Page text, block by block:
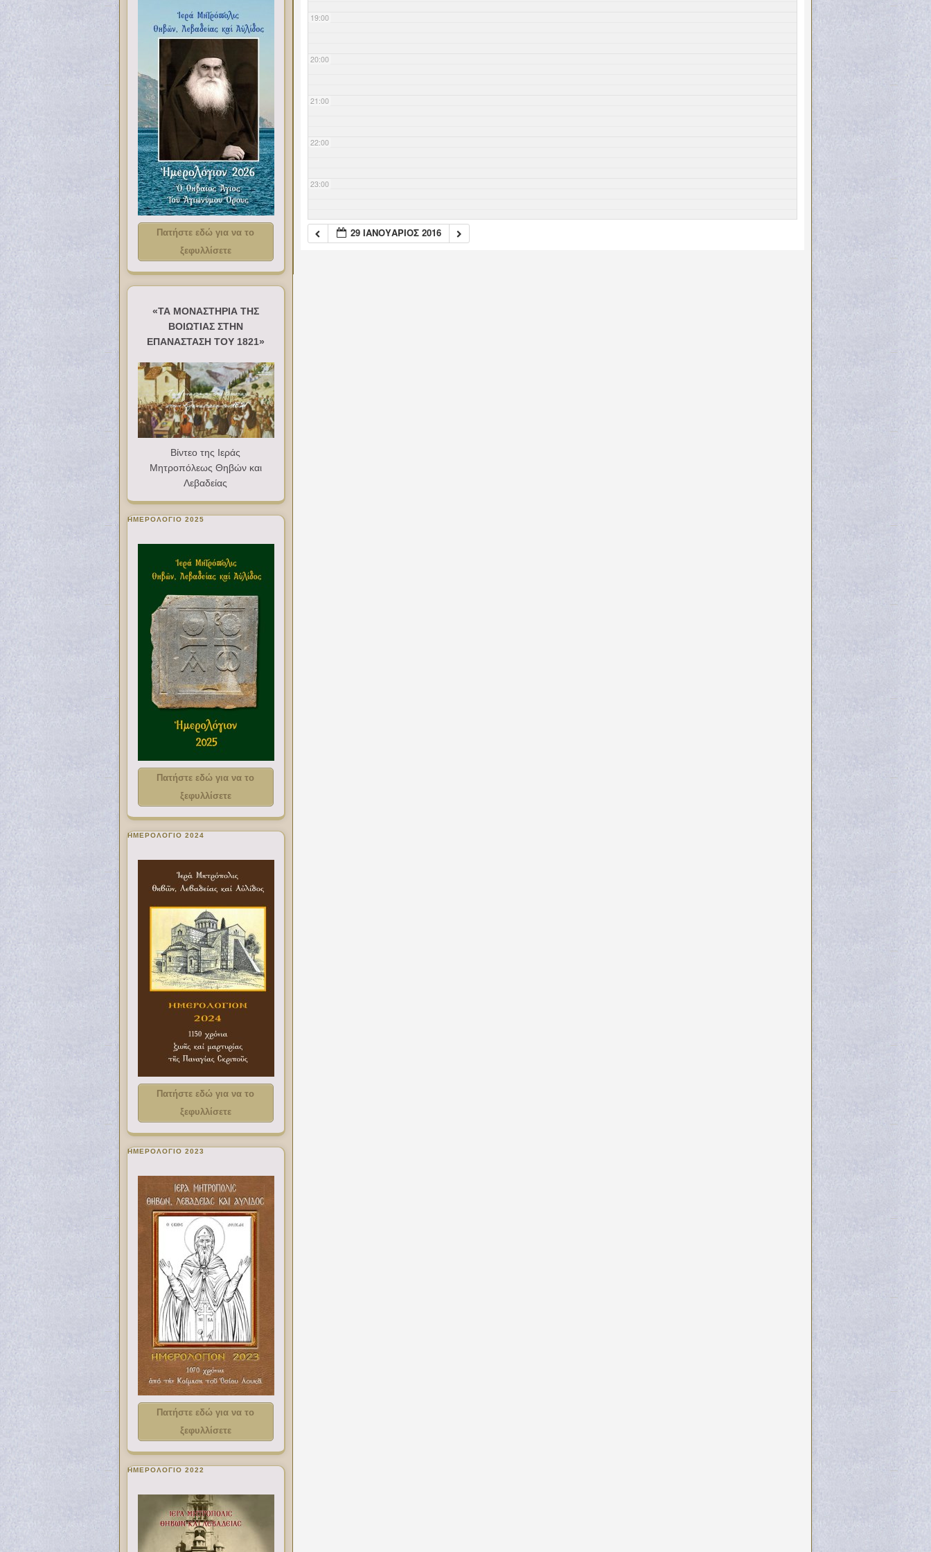
19:00
20:00
21:00
22:00
23:00
29 ΙΑΝΟΥΆΡΙΟΣ 2016
Πατήστε εδώ για να το
ξεφυλλίσετε
«ΤΑ ΜΟΝΑΣΤΗΡΙΑ ΤΗΣ
ΒΟΙΩΤΙΑΣ ΣΤΗΝ
ΕΠΑΝΑΣΤΑΣΗ ΤΟΥ 1821»
Βίντεο της Ιεράς
Μητροπόλεως Θηβών και
Λεβαδείας
ΗΜΕΡΟΛΟΓΙΟ 2025
Πατήστε εδώ για να το
ξεφυλλίσετε
ΗΜΕΡΟΛΟΓΙΟ 2024
Πατήστε εδώ για να το
ξεφυλλίσετε
ΗΜΕΡΟΛΟΓΙΟ 2023
Πατήστε εδώ για να το
ξεφυλλίσετε
ΗΜΕΡΟΛΟΓΙΟ 2022